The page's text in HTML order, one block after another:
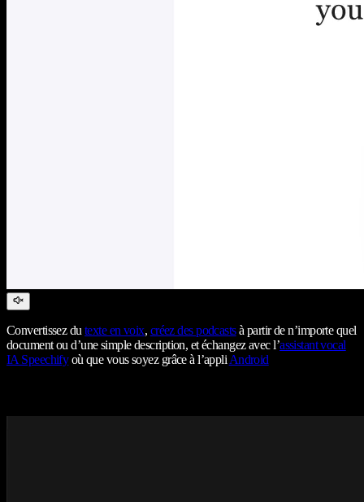
Convertissez dutexte en voix, créez des podcastsà partir de n’importe quel
document ou d’une simple description, et échangez avec l’assistant vocal
IA Speechifyoù que vous soyez grâce à l’appliAndroid